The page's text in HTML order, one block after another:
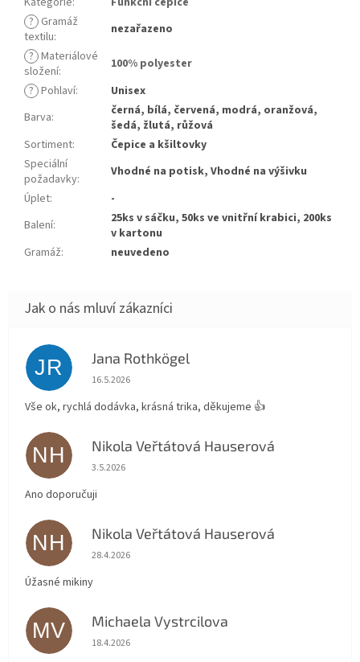
? Gramáž
textilu:
nezařazeno
? Materiálové
složení:
100% polyester
? Pohlaví:
Unisex
Barva:
černá, bílá, červená, modrá, oranžová,
šedá, žlutá, růžová
Sortiment:
Čepice a kšiltovky
Speciální
požadavky:
Vhodné na potisk, Vhodné na výšivku
Úplet:
-
Balení:
25ks v sáčku, 50ks ve vnitřní krabici, 200ks
v kartonu
Gramáž: neuvedeno
JR Jana Rothkögel
Hodnocení obchodu je 5 z 5 hvězdiček.
16.5.2026
Vše ok, rychlá dodávka, krásná trika, děkujeme 👍
NH Nikola Veřtátová Hauserová
Hodnocení obchodu je 5 z 5 hvězdiček.
3.5.2026
Ano doporučuji
NH Nikola Veřtátová Hauserová
Hodnocení obchodu je 5 z 5 hvězdiček.
28.4.2026
Úžasné mikiny
MV Michaela Vystrcilova
Hodnocení obchodu je 5 z 5 hvězdiček.
18.4.2026